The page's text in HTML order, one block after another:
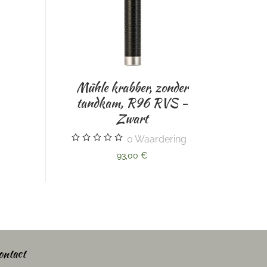
Mühle krabber, zonder
tandkam, R96 RVS -
Waardering
Double Edge scheermesjes,
Merkur. 10 stuks